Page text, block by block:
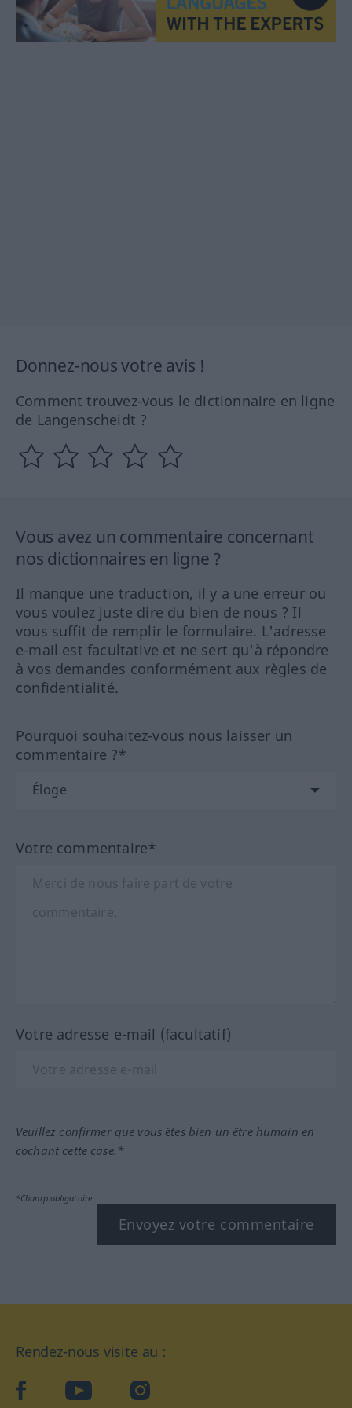
Donnez-nous votre avis !
Comment trouvez-vous le dictionnaire en ligne
de Langenscheidt ?
Vous avez un commentaire concernant
nos dictionnaires en ligne ?
Il manque une traduction, il y a une erreur ou
vous voulez juste dire du bien de nous ? Il
vous suffit de remplir le formulaire. L'adresse
e-mail est facultative et ne sert qu'à répondre
à vos demandes conformément aux règles de
confidentialité.
Pourquoi souhaitez-vous nous laisser un
commentaire ?*
Votre commentaire*
Votre adresse e-mail (facultatif)
Veuillez confirmer que vous êtes bien un être humain en
cochant cette case.*
*Champ obligatoire
Envoyez votre commentaire
Rendez-nous visite au :
facebookYouTube Instagram